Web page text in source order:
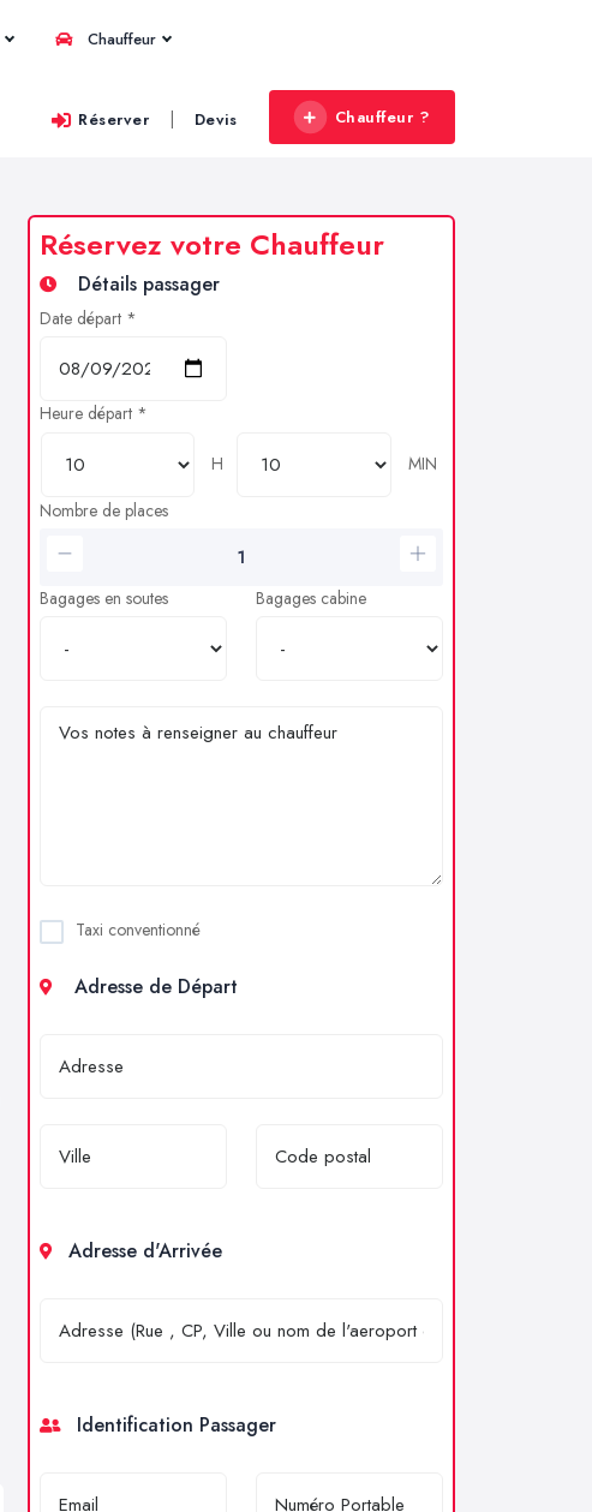
Chauffeur
Réserver | Devis Chauffeur ?
Réservez votre Chauffeur
Détails passager
Date départ *
Heure départ *
H
MIN
Nombre de places
Bagages en soutes Bagages cabine
Taxi conventionné
Adresse de Départ
Adresse d'Arrivée
Identification Passager